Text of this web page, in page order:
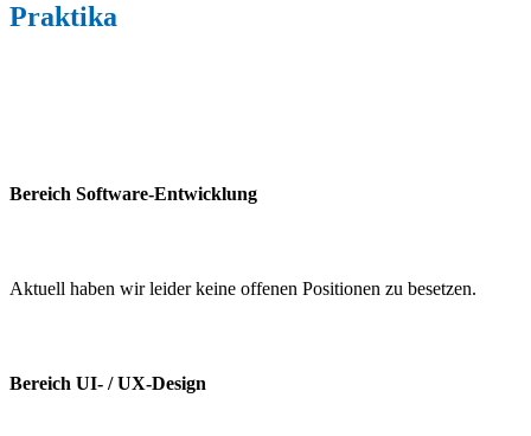
Praktika
Bereich Software-Entwicklung
Aktuell haben wir leider keine offenen Positionen zu besetzen.
Bereich UI- / UX-Design